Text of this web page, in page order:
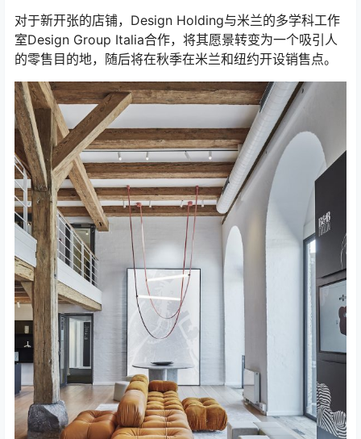
对于新开张的店铺，Design Holding与米兰的多学科工作
室Design Group Italia合作，将其愿景转变为一个吸引人
的零售目的地，随后将在秋季在米兰和纽约开设销售点。